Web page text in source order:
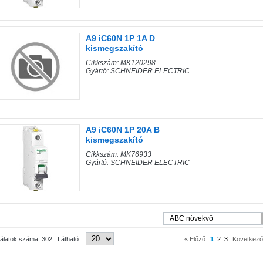
A9 iC60N 1P 1A D
kismegszakító
Cikkszám: MK120298
Gyártó: SCHNEIDER ELECTRIC
A9 iC60N 1P 20A B
kismegszakító
Cikkszám: MK76933
Gyártó: SCHNEIDER ELECTRIC
száma: 302 Látható: « Előző 1 2 3